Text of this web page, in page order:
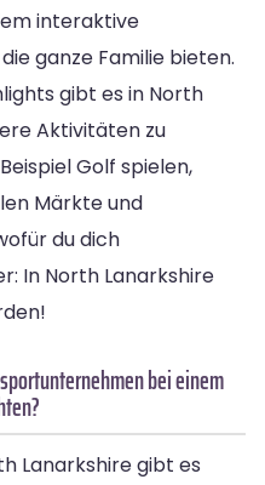
interaktive
ganze Familie bieten.
gibt es in North
Aktivitäten zu
Golf spielen,
Märkte und
du dich
In North Lanarkshire
bei einem
Lanarkshire gibt es